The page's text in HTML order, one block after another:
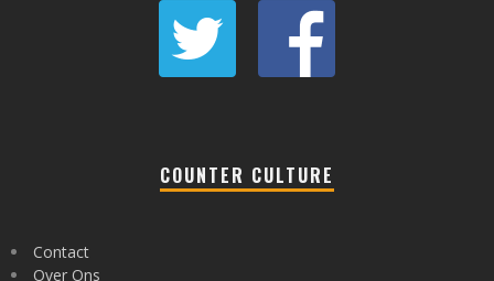
COUNTER CULTURE
Contact
Over Ons